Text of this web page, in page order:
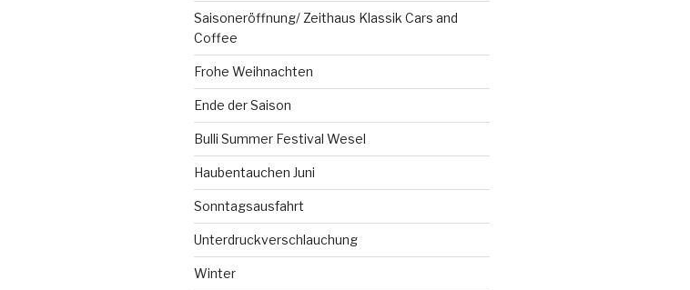
Saisoneröffnung/ Zeithaus Klassik Cars and
Coffee
Frohe Weihnachten
Ende der Saison
Bulli Summer Festival Wesel
Haubentauchen Juni
Sonntagsausfahrt
Unterdruckverschlauchung
Winter